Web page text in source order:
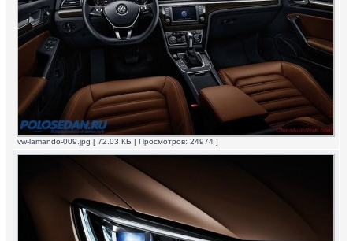
vw-lamando-009.jpg [ 72.03 КБ | Просмотров: 24974 ]